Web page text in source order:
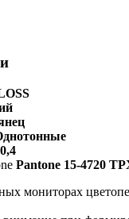
0,4
Pantone 15-4720
мониторах